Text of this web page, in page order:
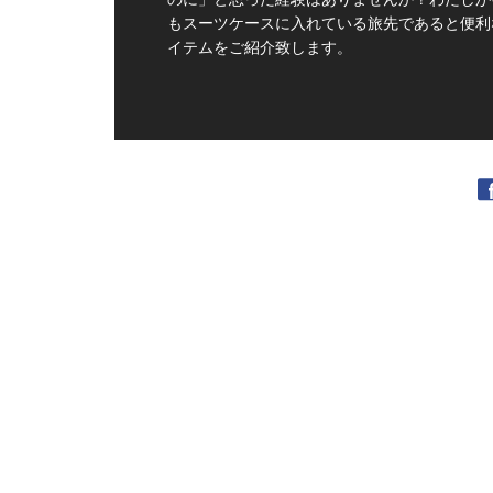
もスーツケースに入れている旅先であると便
イテムをご紹介致します。